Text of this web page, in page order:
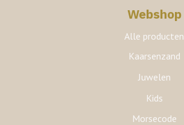
Webshop
Alle producten
Kaarsenzand
Juwelen
Kids
Morsecode